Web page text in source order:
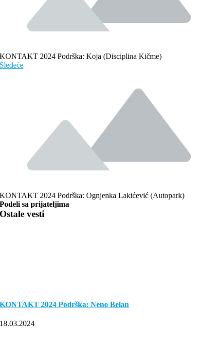
KONTAKT 2024 Podrška: Koja (Disciplina Kičme)
Sledeće
KONTAKT 2024 Podrška: Ognjenka Lakićević (Autopark)
Podeli sa prijateljima
Ostale vesti
KONTAKT 2024 Podrška: Neno Belan
18.03.2024